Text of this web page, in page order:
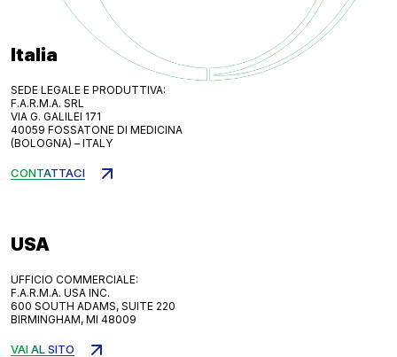
Italia
SEDE LEGALE E PRODUTTIVA:
F.A.R.M.A. SRL
VIA G. GALILEI 171
40059 FOSSATONE DI MEDICINA
(BOLOGNA) – ITALY
CONTATTACI
USA
UFFICIO COMMERCIALE:
F.A.R.M.A. USA INC.
600 SOUTH ADAMS, SUITE 220
BIRMINGHAM, MI 48009
VAI AL SITO